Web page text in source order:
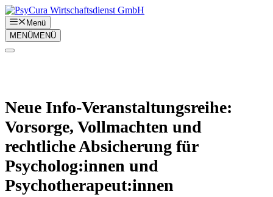
Zum
Inhalt
springen
Menü
MENÜMENÜ
Neue Info-Veranstaltungsreihe:
Vorsorge, Vollmachten und
rechtliche Absicherung für
Psycholog:innen und
Psychotherapeut:innen